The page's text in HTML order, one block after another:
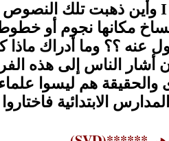
I وأين ذهبت تلك النصوص
مكانها نجوم أو
عنه ؟؟ وما أدراك
أشار الناس إلى هذه
هم ليسوا علماء
الابتدائية